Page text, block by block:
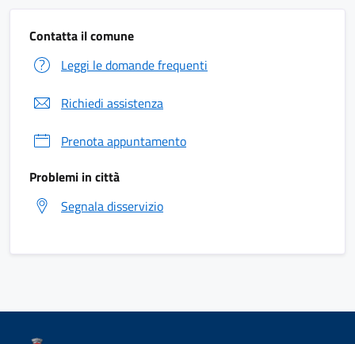
Contatta il comune
Leggi le domande frequenti
Richiedi assistenza
Prenota appuntamento
Problemi in città
Segnala disservizio